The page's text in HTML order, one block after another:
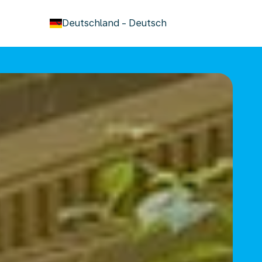
Deutschland - Deutsch
keyboard_arrow_down